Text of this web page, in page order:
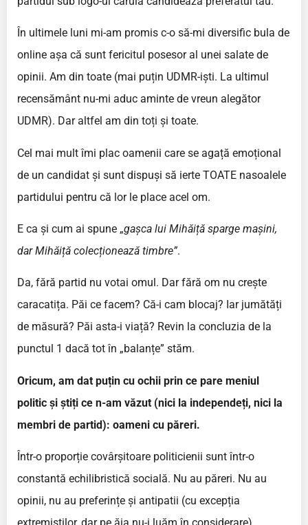
În ultimele luni mi-am promis c-o să-mi diversific bula de
online așa că sunt fericitul posesor al unei salate de
opinii. Am din toate (mai puțin UDMR-iști. La ultimul
recensământ nu-mi aduc aminte de vreun alegător
UDMR). Dar altfel am din toți și toate.
Cel mai mult îmi plac oamenii care se agață emoțional
de un candidat și sunt dispuși să ierte TOATE nasoalele
partidului pentru că lor le place acel om.
E ca și cum ai spune „gașca lui Mihăiță sparge mașini,
dar Mihăiță colecționează timbre”.
Da, fără partid nu votai omul. Dar fără om nu crește
caracatița. Păi ce facem? Că-i cam blocaj? Iar jumătăți
de măsură? Păi asta-i viață? Revin la concluzia de la
punctul 1 dacă tot în „balanțe” stăm.
Oricum, am dat puțin cu ochii prin ce pare meniul
politic și știți ce n-am văzut (nici la independeți, nici la
membri de partid): oameni cu păreri.
Într-o proporție covârșitoare politicienii sunt într-o
constantă echilibristică socială. Nu au păreri. Nu au
opinii, nu au preferințe și antipatii (cu excepția